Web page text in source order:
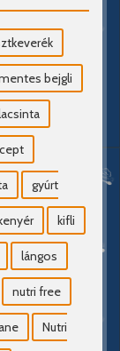
bejgli
gyúrt
kenyér kifli
lángos
nutri free
Nutri